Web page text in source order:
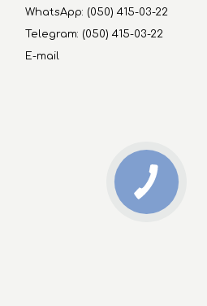
WhatsApp: (050) 415-03-22
Telegram: (050) 415-03-22
E-mail